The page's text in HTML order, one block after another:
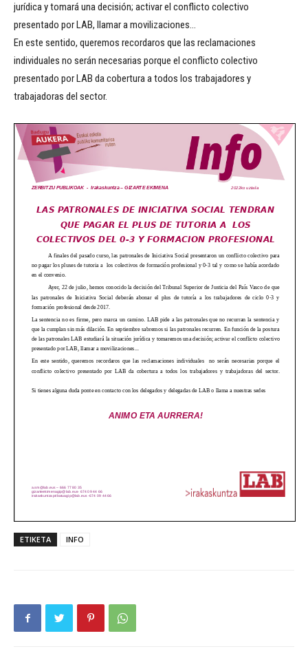
jurídica y tomará una decisión; activar el conflicto colectivo
presentado por LAB, llamar a movilizaciones…
En este sentido, queremos recordaros que las reclamaciones
individuales no serán necesarias porque el conflicto colectivo
presentado por LAB da cobertura a todos los trabajadores y
trabajadoras del sector.
ETIKETA INFO